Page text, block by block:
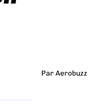
Par Aerobuzz